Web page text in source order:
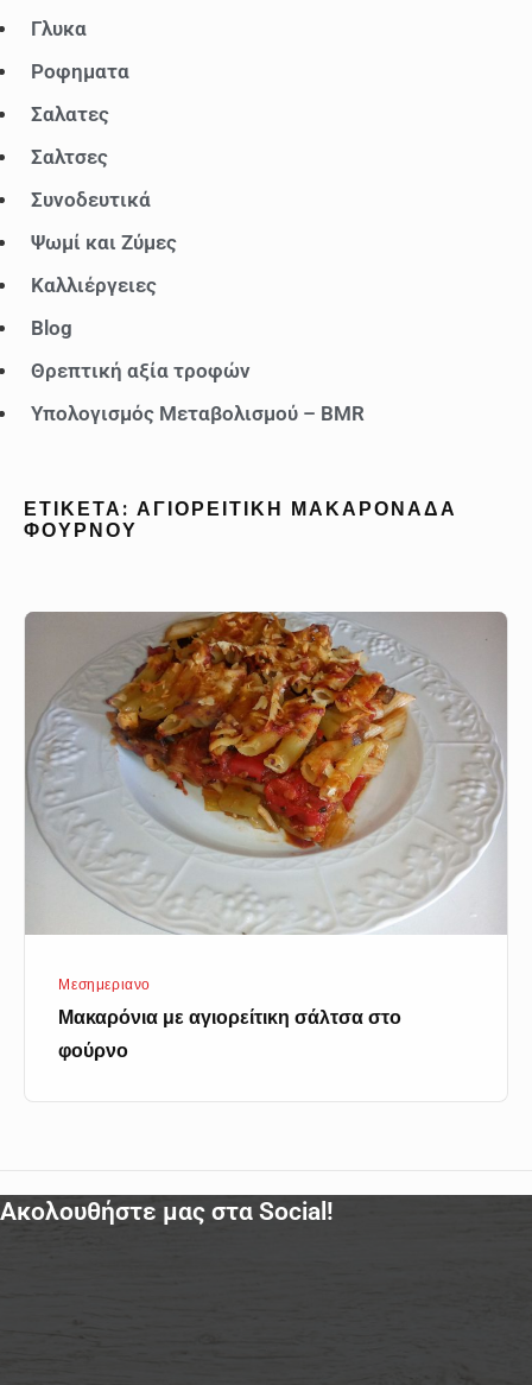
Γλυκα
Ροφηματα
Σαλατες
Σαλτσες
Συνοδευτικά
Ψωμί και Ζύμες
Καλλιέργειες
Blog
Θρεπτική αξία τροφών
Υπολογισμός Μεταβολισμού – BMR
ΕΤΙΚΈΤΑ: ΑΓΙΟΡΕΊΤΙΚΗ ΜΑΚΑΡΟΝΆΔΑ
ΦΟΎΡΝΟΥ
αγιορείτικη
σάλτσα
στο
φούρνο
Μεσημεριανο
Μακαρόνια με αγιορείτικη σάλτσα στο
φούρνο
Ακολουθήστε μας στα Social!